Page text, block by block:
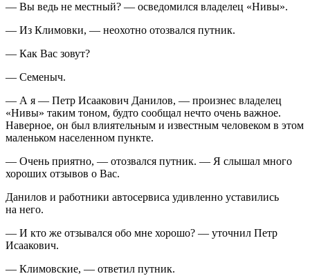
— Вы ведь не местный? — осведомился владелец «Нивы».
— Из Климовки, — неохотно отозвался путник.
— Как Вас зовут?
— Семеныч.
— А я — Петр Исаакович Данилов, — произнес владелец
«Нивы» таким тоном, будто сообщал нечто очень важное.
Наверное, он был влиятельным и известным человеком в этом
маленьком населенном пункте.
— Очень приятно, — отозвался путник. — Я слышал много
хороших отзывов о Вас.
Данилов и работники автосервиса удивленно уставились
на него.
— И кто же отзывался обо мне хорошо? — уточнил Петр
Исаакович.
— Климовские, — ответил путник.